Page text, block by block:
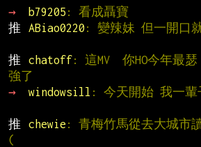
→ b79205 : 看成聶寶
推
ABiao0220 : 變辣妹 但一開口
推
chatoff: 這MV  你HO今年最
強了
→
windowsill : 今天開始 我一輩
推
chewie : 青梅竹馬從去大城市
(